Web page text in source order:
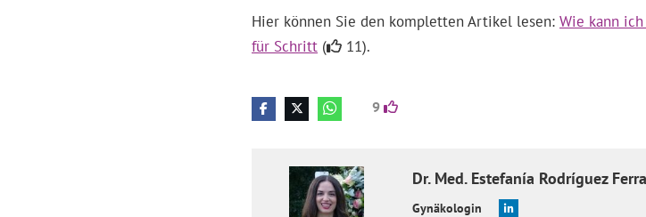
Hier können Sie den kompletten Artikel lesen: Wie kann
für Schritt ( 11).
9
Dr. Med. Estefanía Rodríguez
Gynäkologin